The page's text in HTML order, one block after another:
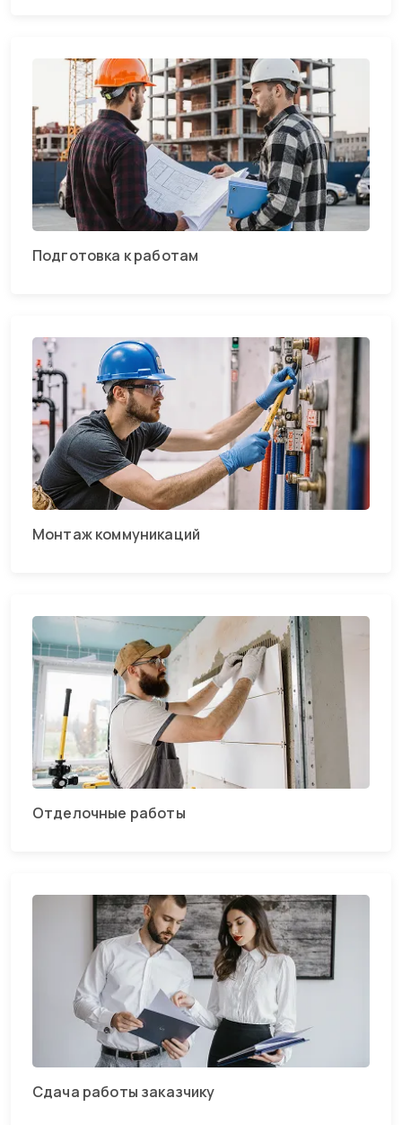
Подготовка к работам
Монтаж коммуникаций
Отделочные работы
Сдача работы заказчику